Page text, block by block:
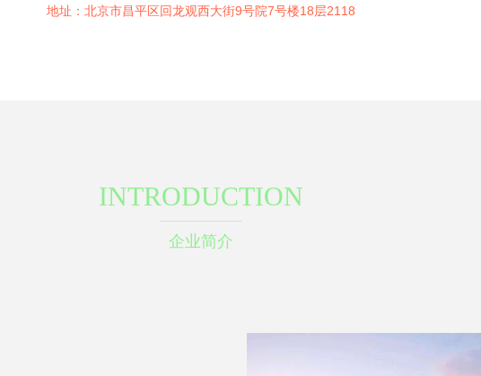
地址：北京市昌平区回龙观西大街9号院7号楼18层2118
INTRODUCTION
企业简介